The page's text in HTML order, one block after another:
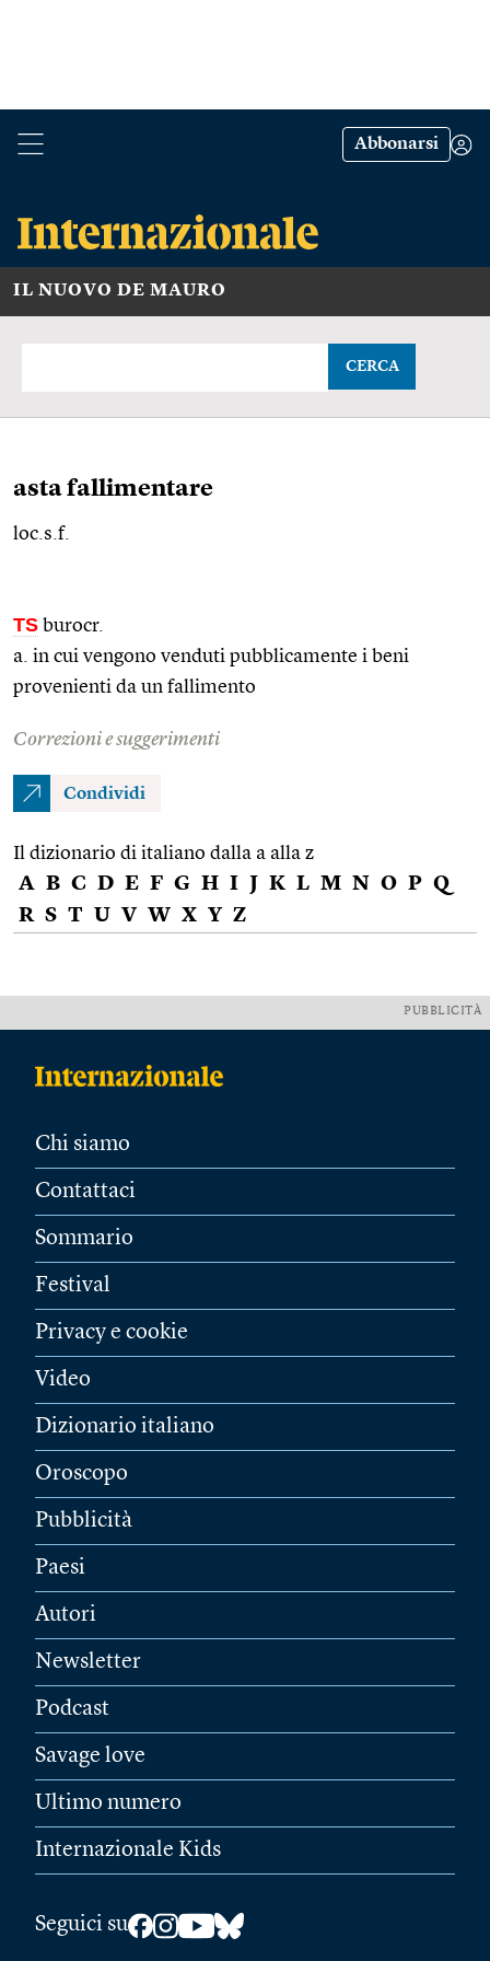
Abbonarsi
IL NUOVO DE MAURO
CERCA
asta fallimentare
loc.s.f.
TS burocr.
a. in cui vengono venduti pubblicamente i beni
provenienti da un fallimento
Correzioni e suggerimenti
Condividi
Il dizionario di italiano dalla a alla z
A B C D E F G H I J K L M N O P Q
R S T U V W X Y Z
PUBBLICITÀ
Chi siamo
Contattaci
Sommario
Festival
Privacy e cookie
Video
Dizionario italiano
Oroscopo
Pubblicità
Paesi
Autori
Newsletter
Podcast
Savage love
Ultimo numero
Internazionale Kids
Seguici su